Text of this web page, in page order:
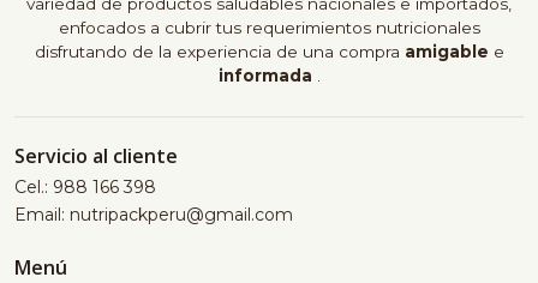
variedad de productos saludables nacionales e importados,
enfocados a cubrir tus requerimientos nutricionales
disfrutando de la experiencia de una compra amigable e
informada .
Servicio al cliente
Cel.: 988 166 398
Email: nutripackperu@gmail.com
Menú